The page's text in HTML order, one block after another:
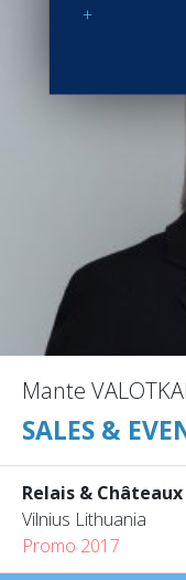
Mante
SALES &
Relais &
Vilnius Lithuania
Promo 2017
+